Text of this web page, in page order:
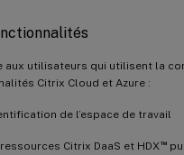
aux utilisateurs qui utilisent la
Citrix Cloud et Azure :
de l’espace de travail
Citrix DaaS et HDX ™